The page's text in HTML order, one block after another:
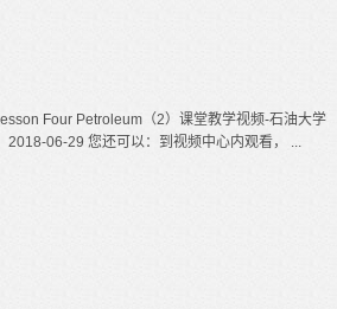
Four Petroleum（2）课堂教学视频-石油大学
2018-06-29 您还可以：到视频中心内观看， ...